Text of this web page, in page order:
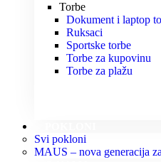
Torbe
Dokument i laptop
Ruksaci
Sportske torbe
Torbe za kupovinu
Torbe za plažu
Svi pokloni
MAUS – nova generacija